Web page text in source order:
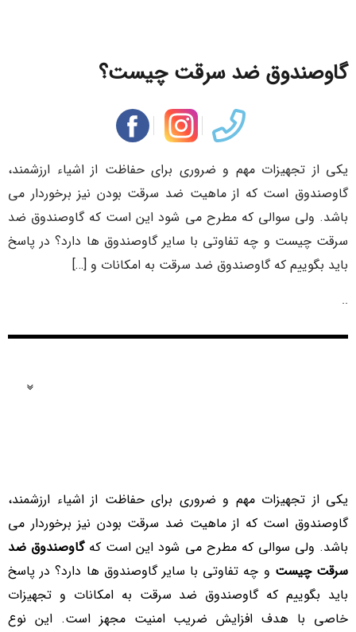
گاوصندوق ضد سرقت چیست؟
یکی از تجهیزات مهم و ضروری برای حفاظت از اشیاء ارزشمند،
گاوصندوق است که از ماهیت ضد سرقت بودن نیز برخوردار می
باشد. ولی سوالی که مطرح می شود این است که گاوصندوق ضد
سرقت چیست و چه تفاوتی با سایر گاوصندوق ها دارد؟ در پاسخ
باید بگوییم که گاوصندوق ضد سرقت به امکانات و […]
..
یکی از تجهیزات مهم و ضروری برای حفاظت از اشیاء ارزشمند،
گاوصندوق است که از ماهیت ضد سرقت بودن نیز برخوردار می
باشد. ولی سوالی که مطرح می شود این است کهگاوصندوق ضد
سرقت چیست و چه تفاوتی با سایر گاوصندوق ها دارد؟ در پاسخ
باید بگوییم که گاوصندوق ضد سرقت به امکانات و تجهیزات
خاصی با هدف افزایش ضریب امنیت مجهز است. این نوع